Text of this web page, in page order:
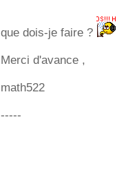
que dois-je faire ?
Merci d'avance ,
math522
-----